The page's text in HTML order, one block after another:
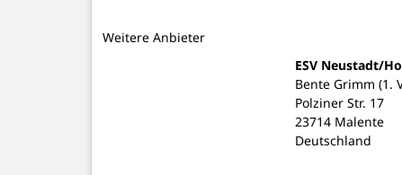
Weitere Anbieter
ESV Neustadt/
Bente Grimm (1.
Polziner Str. 17
23714 Malente
Deutschland